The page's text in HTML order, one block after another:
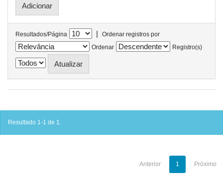
Resultados/Página |
Ordenar registros por
Ordenar
Registro(s)
Resultado 1-1 de 1.
Anterior 1 Próximo